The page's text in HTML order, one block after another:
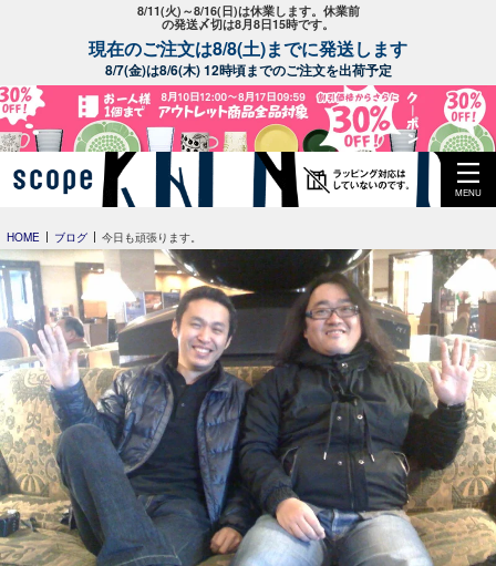
8/11(火)～8/16(日)は休業します。休業前
の発送〆切は8月8日15時です。
現在のご注文は8/8(土)までに発送します
8/7(金)は8/6(木) 12時頃までのご注文を出荷予定
MENU
HOME ブログ 今日も頑張ります。